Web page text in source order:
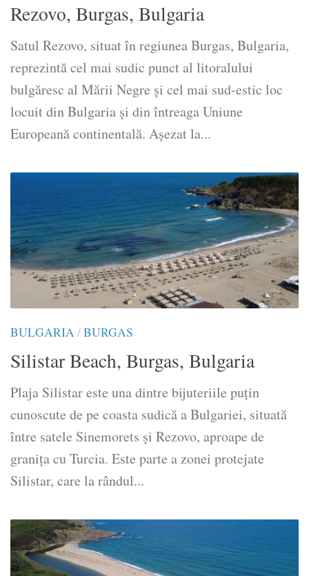
Rezovo, Burgas, Bulgaria
Satul Rezovo, situat în regiunea Burgas, Bulgaria,
reprezintă cel mai sudic punct al litoralului
bulgăresc al Mării Negre și cel mai sud-estic loc
locuit din Bulgaria și din întreaga Uniune
Europeană continentală. Așezat la...
BULGARIA/BURGAS
Silistar Beach, Burgas, Bulgaria
Plaja Silistar este una dintre bijuteriile puțin
cunoscute de pe coasta sudică a Bulgariei, situată
între satele Sinemorets și Rezovo, aproape de
granița cu Turcia. Este parte a zonei protejate
Silistar, care la rândul...